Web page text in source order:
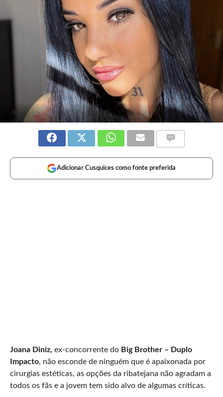
Adicionar Cusquices como fonte preferida
Joana Diniz, ex-concorrente do Big Brother – Duplo
Impacto, não esconde de ninguém que é apaixonada por
cirurgias estéticas, as opções da ribatejana não agradam a
todos os fãs e a jovem tem sido alvo de algumas críticas.